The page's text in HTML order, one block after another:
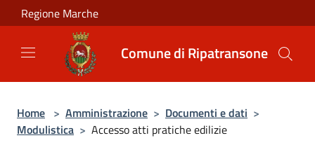
Salta al contenuto principale
Regione Marche
Comune di Ripatransone
Home > Amministrazione > Documenti e dati >
Modulistica > Accesso atti pratiche edilizie